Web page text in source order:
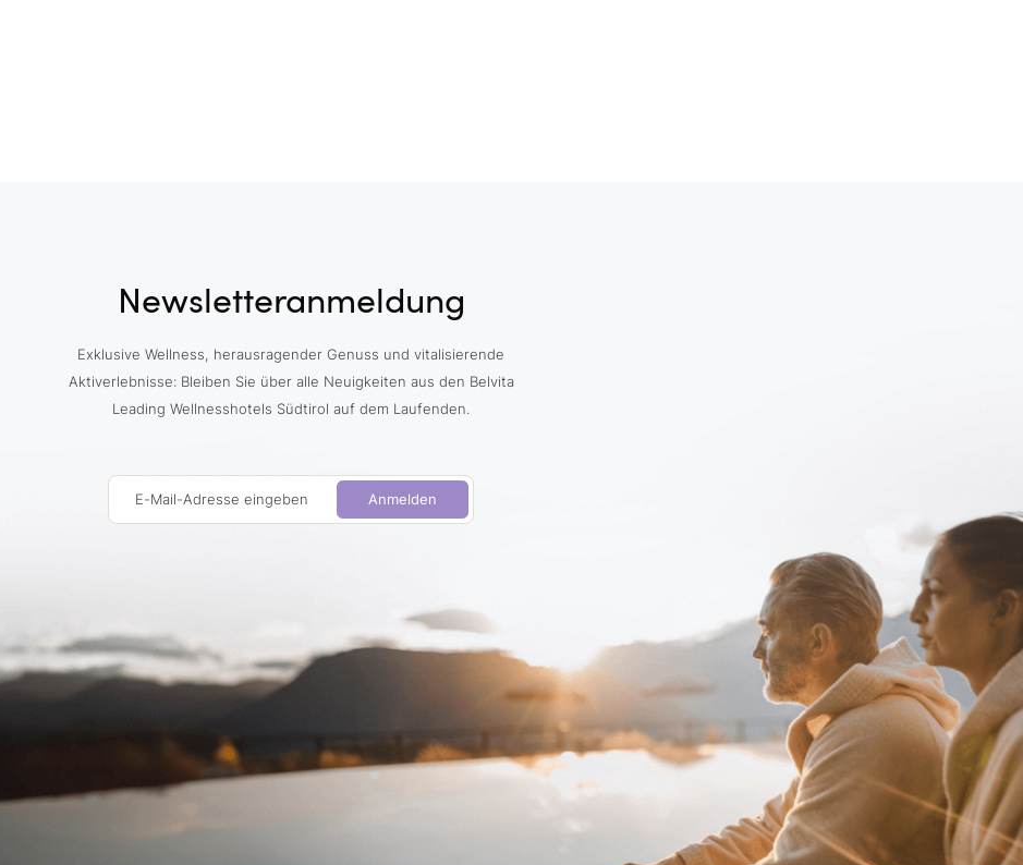
Newsletteranmeldung
Exklusive Wellness, herausragender Genuss und vitalisierende
Aktiverlebnisse: Bleiben Sie über alle Neuigkeiten aus den Belvita
Leading Wellnesshotels Südtirol auf dem Laufenden.
E-Mail-Adresse eingeben Anmelden